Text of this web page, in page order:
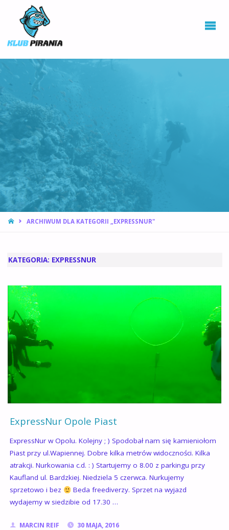
HOKEJ
STRONA
ARCHIWUM DLA KATEGORII „EXPRESSNUR"
KATEGORIA: EXPRESSNUR
ExpressNur Opole Piast
ExpressNur w Opolu. Kolejny ; ) Spodobał nam się kamieniołom
Piast przy ul.Wapiennej. Dobre kilka metrów widoczności. Kilka
atrakcji. Nurkowania c.d. : ) Startujemy o 8.00 z parkingu przy
Kaufland ul. Bardzkiej. Niedziela 5 czerwca. Nurkujemy
sprzetowo i bez
Beda freediverzy. Sprzet na wyjazd
wydajemy w siedzibie od 17.30 …
MARCIN REIF
30 MAJA, 2016